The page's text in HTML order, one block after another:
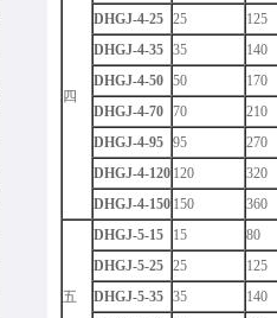
四
DHGJ-4-25 25
125
DHGJ-4-35 35
140
DHGJ-4-50 50
170
DHGJ-4-70 70
210
DHGJ-4-95 95
270
DHGJ-4-120 120
320
DHGJ-4-150 150 360
五
DHGJ-5-15 15
80
DHGJ-5-25 25
125
DHGJ-5-35 35
140